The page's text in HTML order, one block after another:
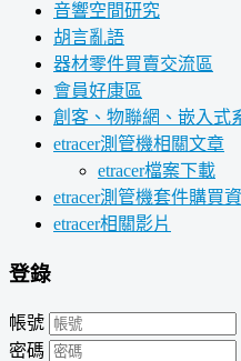
音響空間研究
胡言亂語
器材零件買賣交流區
會員好康區
創客、物聯網、嵌入式
etracer測管機相關文章
etracer檔案下載
etracer測管機套件購買
etracer相關影片
登錄
帳號
密碼